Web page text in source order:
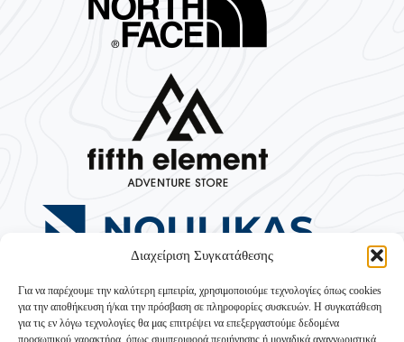
Διαχείριση Συγκατάθεσης
Για να παρέχουμε την καλύτερη εμπειρία, χρησιμοποιούμε τεχνολογίες όπως cookies
για την αποθήκευση ή/και την πρόσβαση σε πληροφορίες συσκευών. Η συγκατάθεση
για τις εν λόγω τεχνολογίες θα μας επιτρέψει να επεξεργαστούμε δεδομένα
προσωπικού χαρακτήρα, όπως συμπεριφορά περιήγησης ή μοναδικά αναγνωριστικά